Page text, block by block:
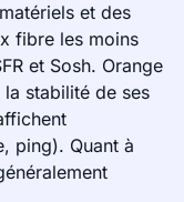
et des
fibre les moins
et Sosh. Orange
stabilité de ses
ping). Quant à